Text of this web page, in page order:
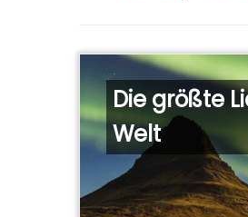
Die größte
Welt